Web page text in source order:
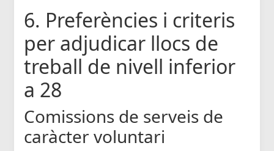
6. Preferències i criteris
per adjudicar llocs de
treball de nivell inferior
a 28
Comissions de serveis de
caràcter voluntari